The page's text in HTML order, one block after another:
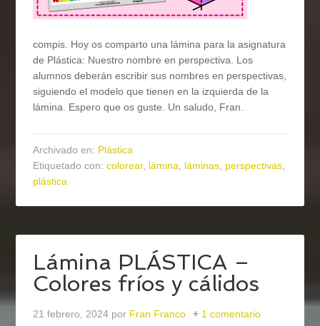
compis. Hoy os comparto una lámina para la asignatura
de Plástica: Nuestro nombre en perspectiva. Los
alumnos deberán escribir sus nombres en perspectivas,
siguiendo el modelo que tienen en la izquierda de la
lámina. Espero que os guste. Un saludo, Fran.
Archivado en: Plástica
Etiquetado con:colorear, lámina, láminas, perspectivas,
plástica
Lámina PLÁSTICA –
Colores fríos y cálidos
21 febrero, 2024 por Fran Franco 1 comentario